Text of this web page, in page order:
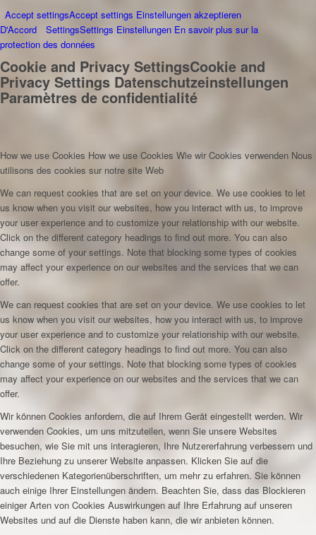
Accept settingsAccept settings Einstellungen akzeptieren
D'Accord
SettingsSettings Einstellungen En savoir plus sur la
protection des données
Cookie and Privacy SettingsCookie and
Privacy Settings Datenschutzeinstellungen
Paramètres de confidentialité
How we use Cookies How we use Cookies Wie wir Cookies verwenden Nous
utilisons des cookies sur notre site Web
We can request cookies that are set on your device. We use cookies to let
us know when you visit our websites, how you interact with us, to improve
your user experience and to customize your relationship with our website.
Click on the different category headings to find out more. You can also
change some of your settings. Note that blocking some types of cookies
may affect your experience on our websites and the services that we can
offer.
We can request cookies that are set on your device. We use cookies to let
us know when you visit our websites, how you interact with us, to improve
your user experience and to customize your relationship with our website.
Click on the different category headings to find out more. You can also
change some of your settings. Note that blocking some types of cookies
may affect your experience on our websites and the services that we can
offer.
Wir können Cookies anfordern, die auf Ihrem Gerät eingestellt werden. Wir
verwenden Cookies, um uns mitzuteilen, wenn Sie unsere Websites
besuchen, wie Sie mit uns interagieren, Ihre Nutzererfahrung verbessern und
Ihre Beziehung zu unserer Website anpassen. Klicken Sie auf die
verschiedenen Kategorienüberschriften, um mehr zu erfahren. Sie können
auch einige Ihrer Einstellungen ändern. Beachten Sie, dass das Blockieren
einiger Arten von Cookies Auswirkungen auf Ihre Erfahrung auf unseren
Websites und auf die Dienste haben kann, die wir anbieten können.